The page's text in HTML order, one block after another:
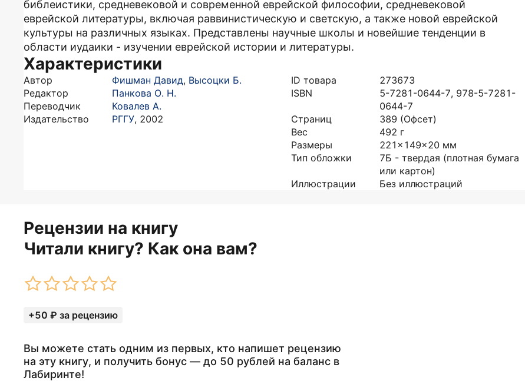
библеистики, средневековой и современной еврейской философии, средневековой
еврейской литературы, включая раввинистическую и светскую, а также новой еврейской
культуры на различных языках. Представлены научные школы и новейшие тенденции в
области иудаики - изучении еврейской истории и литературы.
Характеристики
Автор Фишман Давид, Высоцки Б.
Редактор
Панкова О. Н.
Переводчик
Ковалев А.
Издательство
РГГУ, 2002
ID товара
273673
ISBN
5-7281-0644-7, 978-5-7281-
0644-7
Страниц
389 (Офсет)
Вес
492 г
Размеры
221x149x20 мм
Тип обложки
7Б - твердая (плотная бумага
или картон)
Иллюстрации
Без иллюстраций
Рецензии на книгу
Читали книгу? Как она вам?
+50 ₽ за рецензию
Вы можете стать одним из первых, кто напишет рецензию
на эту книгу, и получить бонус — до 50 рублей на баланс в
Лабиринте!